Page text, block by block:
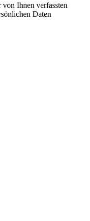
Ihnen verfassten
Daten